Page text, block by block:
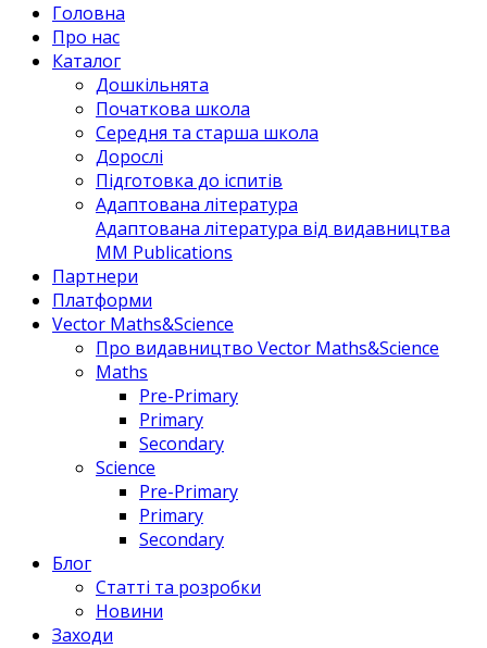
Головна
Про нас
Каталог
Дошкільнята
Початкова школа
Середня та старша школа
Дорослі
Підготовка до іспитів
Адаптована література
Адаптована література від видавництва
MM Publications
Партнери
Платформи
Vector Maths&Science
Про видавництво Vector Maths&Science
Maths
Pre-Primary
Primary
Secondary
Science
Pre-Primary
Primary
Secondary
Блог
Статті та розробки
Новини
Заходи